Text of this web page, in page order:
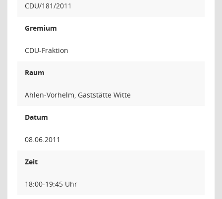
CDU/181/2011
Gremium
CDU-Fraktion
Raum
Ahlen-Vorhelm, Gaststätte Witte
Datum
08.06.2011
Zeit
18:00-19:45 Uhr